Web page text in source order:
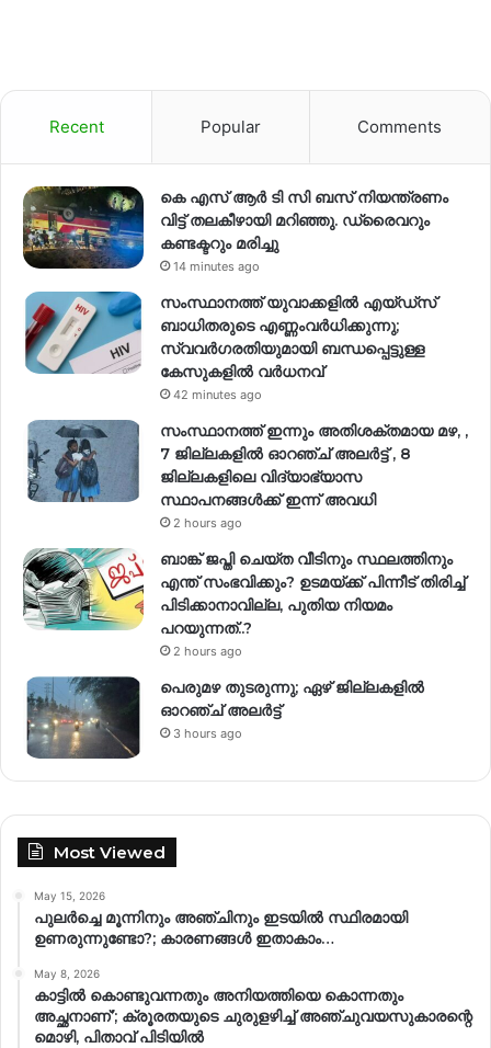
Recent Popular Comments
കെ എസ് ആർ ടി സി ബസ് നിയന്ത്രണം
വിട്ട് തലകീഴായി മറിഞ്ഞു. ഡ്രൈവറും
കണ്ടക്ടറും മരിച്ചു
14 minutes ago
സംസ്ഥാനത്ത് യുവാക്കളിൽ എയ്ഡ്സ്
ബാധിതരുടെ എണ്ണംവർധിക്കുന്നു;
സ്വവർഗരതിയുമായി ബന്ധപ്പെട്ടുള്ള
കേസുകളിൽ വര്‍ധനവ്
42 minutes ago
സംസ്ഥാനത്ത് ഇന്നും അതിശക്തമായ മഴ, ,
7 ജില്ലകളിൽ ഓറഞ്ച് അലർട്ട് , 8
ജില്ലകളിലെ വിദ്യാഭ്യാസ
സ്ഥാപനങ്ങൾക്ക് ഇന്ന് അവധി
2 hours ago
ബാങ്ക് ജപ്തി ചെയ്ത വീടിനും സ്ഥലത്തിനും
എന്ത് സംഭവിക്കും? ഉടമയ്ക്ക് പിന്നീട് തിരിച്ച്
പിടിക്കാനാവില്ല, പുതിയ നിയമം
പറയുന്നത്..?
2 hours ago
പെരുമഴ തുടരുന്നു; ഏഴ് ജില്ലകളിൽ
ഓറഞ്ച് അലർട്ട്
3 hours ago
Most Viewed
May 15, 2026
പുലർച്ചെ മൂന്നിനും അഞ്ചിനും ഇടയിൽ സ്ഥിരമായി
ഉണരുന്നുണ്ടോ?; കാരണങ്ങള്‍ ഇതാകാം…
May 8, 2026
കാട്ടിൽ കൊണ്ടുവന്നതും അനിയത്തിയെ കൊന്നതും
അച്ഛനാണ്’; ക്രൂരതയുടെ ചുരുളഴിച്ച് അഞ്ചുവയസുകാരന്റെ
മൊഴി, പിതാവ് പിടിയിൽ